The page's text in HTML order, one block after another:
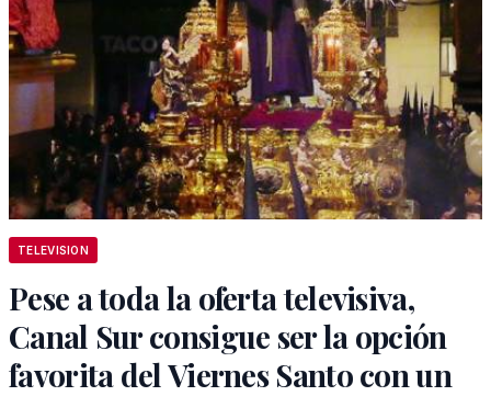
TELEVISION
Pese a toda la oferta televisiva,
Canal Sur consigue ser la opción
favorita del Viernes Santo con un